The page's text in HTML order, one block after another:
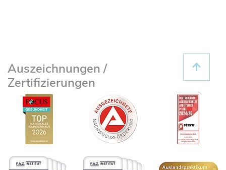
Auszeichnungen /
Zertifizierungen